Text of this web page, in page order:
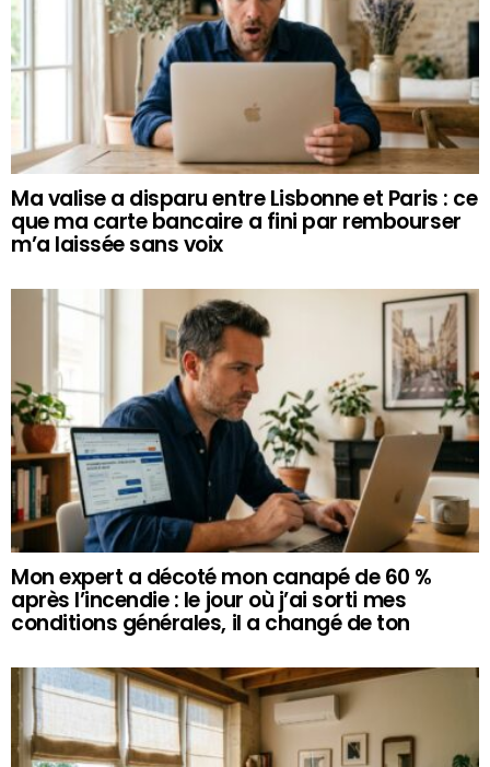
Ma valise a disparu entre Lisbonne et Paris : ce
que ma carte bancaire a fini par rembourser
m’a laissée sans voix
Mon expert a décoté mon canapé de 60 %
après l’incendie : le jour où j’ai sorti mes
conditions générales, il a changé de ton